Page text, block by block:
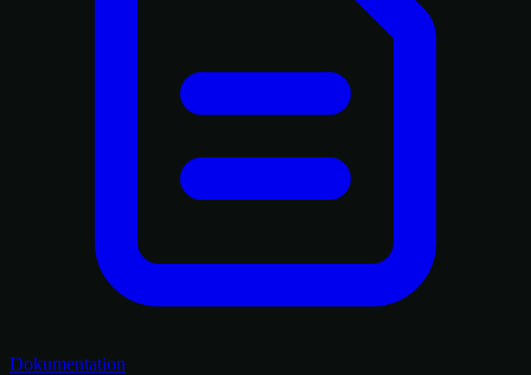
Dokumentation